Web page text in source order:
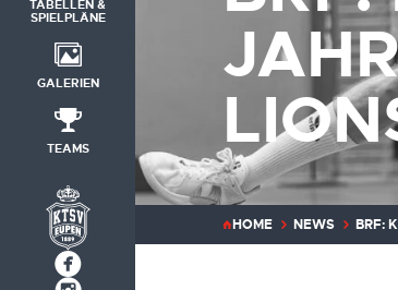
TABELLEN &
SPIELPLÄNE
GALERIEN
TEAMS
HOME NEWS BRF: